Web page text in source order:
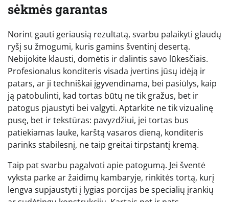
sėkmės garantas
Norint gauti geriausią rezultatą, svarbu palaikyti glaudų
ryšį su žmogumi, kuris gamins šventinį desertą.
Nebijokite klausti, domėtis ir dalintis savo lūkesčiais.
Profesionalus konditeris visada įvertins jūsų idėją ir
patars, ar ji techniškai įgyvendinama, bei pasiūlys, kaip
ją patobulinti, kad tortas būtų ne tik gražus, bet ir
patogus pjaustyti bei valgyti. Aptarkite ne tik vizualinę
pusę, bet ir tekstūras: pavyzdžiui, jei tortas bus
patiekiamas lauke, karštą vasaros dieną, konditeris
parinks stabilesnį, ne taip greitai tirpstantį kremą.
Taip pat svarbu pagalvoti apie patogumą. Jei šventė
vyksta parke ar žaidimų kambaryje, rinkitės tortą, kurį
lengva supjaustyti į lygias porcijas be specialių įrankių